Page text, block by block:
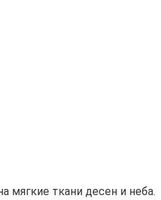
мягкие ткани десен и неба.